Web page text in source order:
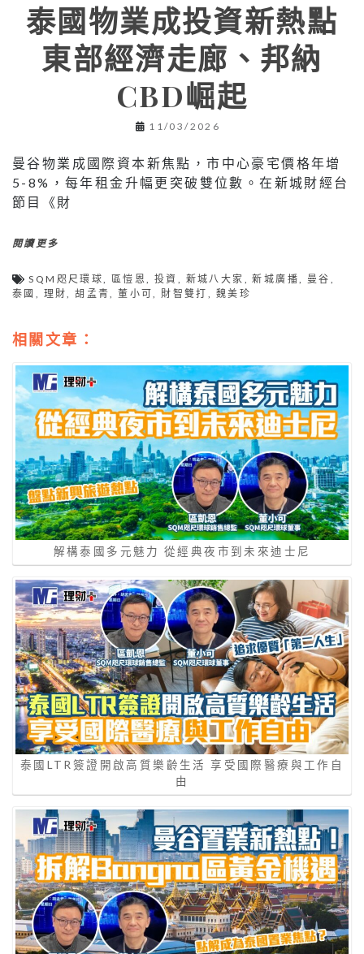
泰國物業成投資新熱點
東部經濟走廊、邦納
CBD崛起
11/03/2026
曼谷物業成國際資本新焦點，市中心豪宅價格年增
5-8%，每年租金升幅更突破雙位數。在新城財經台
節目《財
閱讀更多
SQM咫尺環球,區愷恩,投資 , 新城八大家 ,新城廣播, 曼谷 ,
泰國 , 理財,胡孟青,董小可, 財智雙打 , 魏美珍
相關文章：
解構泰國多元魅力 從經典夜市到未來迪士尼
泰國LTR簽證開啟高質樂齡生活 享受國際醫療與工作自
由